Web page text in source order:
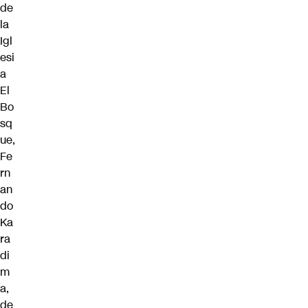
de
la
Igl
esi
a
El
Bo
sq
ue,
Fe
rn
an
do
Ka
ra
di
m
a,
de